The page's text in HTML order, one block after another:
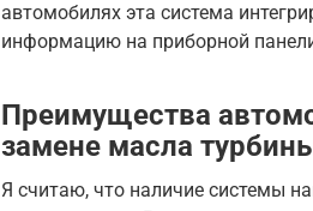
автомобилях эта система
информацию на приборной
Преимущества
замене масла
Я считаю, что наличие системы